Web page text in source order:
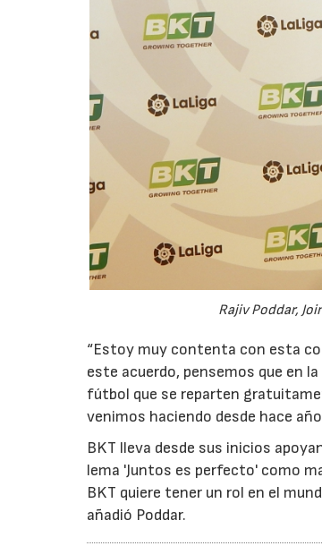
Rajiv Poddar,
“Estoy muy contenta con esta
este acuerdo, pensemos que en
fútbol que se reparten
venimos haciendo desde hace
BKT lleva desde sus inicios
lema 'Juntos es perfecto' como
BKT quiere tener un rol en el
añadió Poddar.